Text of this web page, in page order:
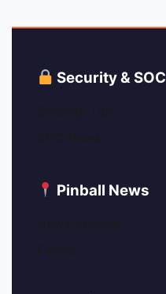
Security & SOC
Pinball News